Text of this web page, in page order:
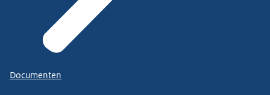
Documenten